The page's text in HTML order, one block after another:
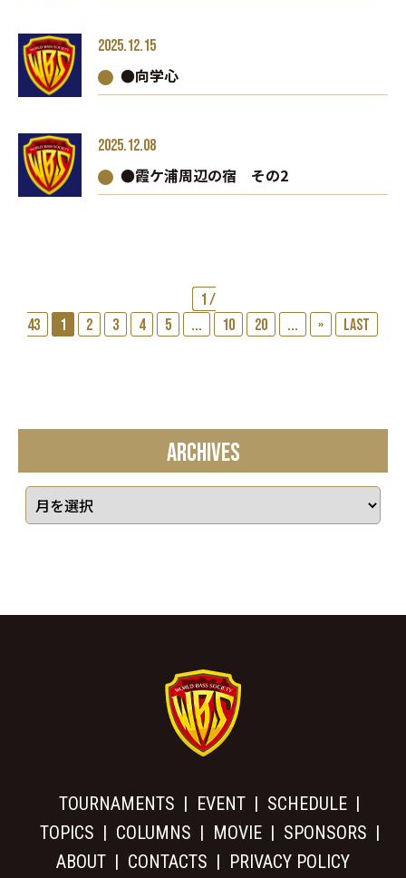
2025.12.15
●向学心
2025.12.08
●霞ケ浦周辺の宿 その2
1 /
43
1 2 3 4 5 ... 10 20 ... » Last
ARCHIVES
TOURNAMENTS EVENT
SCHEDULE
TOPICS
COLUMNS MOVIE
SPONSORS
ABOUT
CONTACTS PRIVACY POLICY